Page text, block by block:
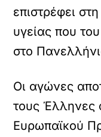
επιστρέφει
υγείας που
στο
Οι αγώνες
τους Έλληνες
Ευρωπαϊκού